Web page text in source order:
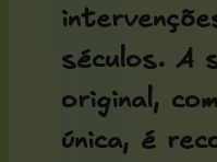
séculos. A
original,
única, é